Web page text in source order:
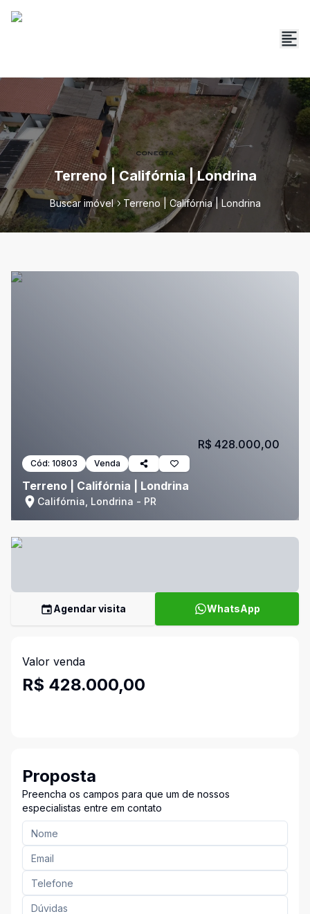
Terreno | Califórnia | Londrina
Buscar imóvel Terreno | Califórnia | Londrina
Cód: 10803 Venda
Terreno | Califórnia | Londrina
Califórnia, Londrina - PR
R$ 428.000,00
Agendar visita WhatsApp
Valor venda
R$ 428.000,00
Proposta
Preencha os campos para que um de nossos
especialistas entre em contato